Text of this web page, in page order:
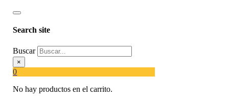
Search site
Buscar
×
0
No hay productos en el carrito.